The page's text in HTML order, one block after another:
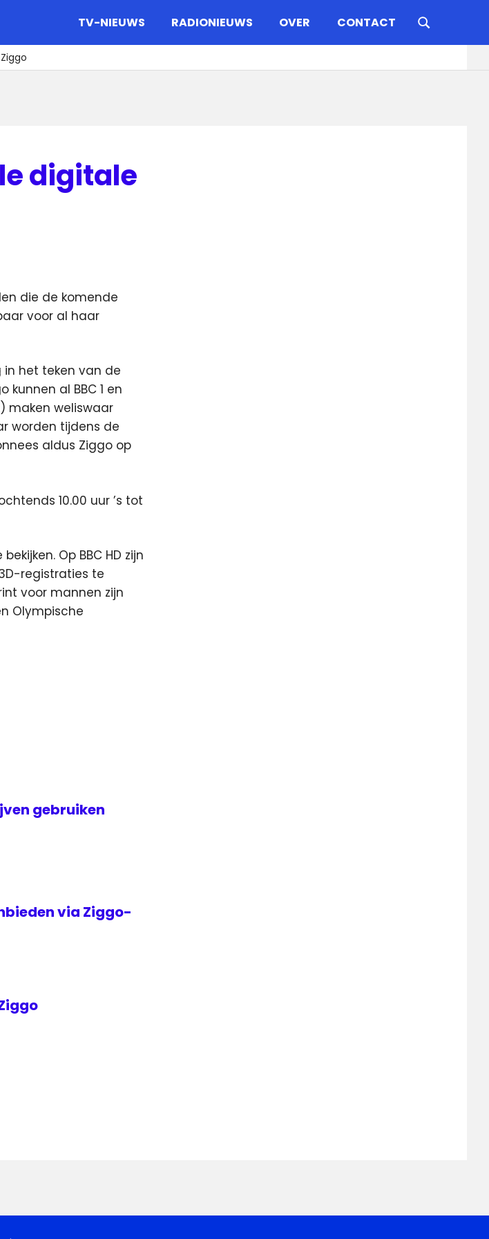
TV-NIEUWS RADIONIEUWS OVER CONTACT
digitale
die de komende
voor al haar
in het teken van de
al BBC 1 en
maken weliswaar
worden tijdens de
aldus Ziggo op
10.00 uur ’s tot
Op BBC HD zijn
registraties te
voor mannen zijn
Olympische
gebruiken
via Ziggo-